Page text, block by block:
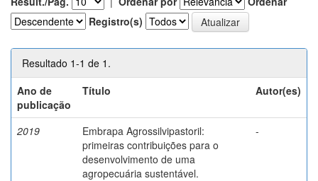
Registro(s)
Resultado 1-1 de 1.
Ano de
publicação
Título Autor(es)
2019
Embrapa Agrossilvipastoril:
primeiras contribuições para o
desenvolvimento de uma
agropecuária sustentável.
-